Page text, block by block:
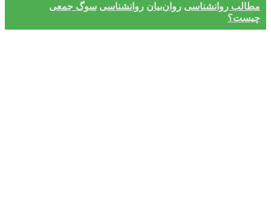
مطالب روانشناسی روان‌بیان روانشناسی سوگ جمعی
چیست؟